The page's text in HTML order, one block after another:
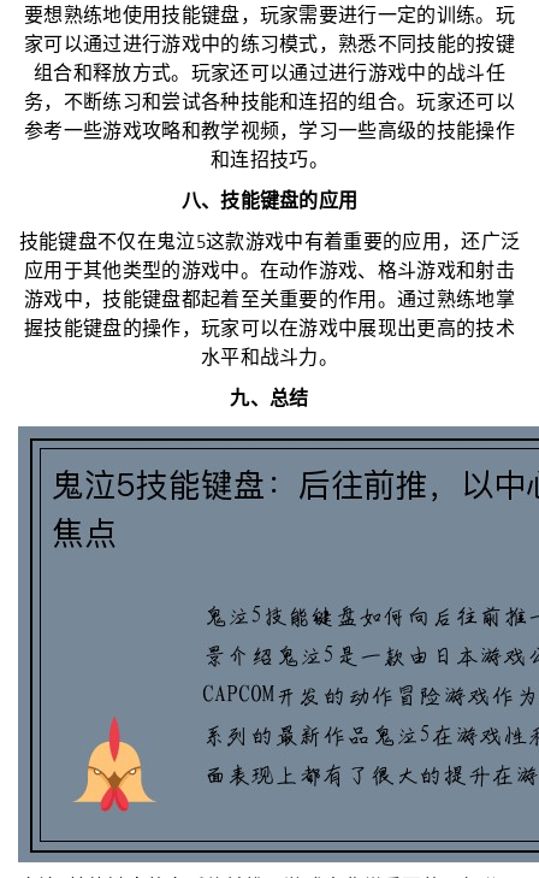
要想熟练地使用技能键盘，玩家需要进行一定的训练。玩
家可以通过进行游戏中的练习模式，熟悉不同技能的按键
组合和释放方式。玩家还可以通过进行游戏中的战斗任
务，不断练习和尝试各种技能和连招的组合。玩家还可以
参考一些游戏攻略和教学视频，学习一些高级的技能操作
和连招技巧。
八、技能键盘的应用
技能键盘不仅在鬼泣5这款游戏中有着重要的应用，还广泛
应用于其他类型的游戏中。在动作游戏、格斗游戏和射击
游戏中，技能键盘都起着至关重要的作用。通过熟练地掌
握技能键盘的操作，玩家可以在游戏中展现出更高的技术
水平和战斗力。
九、总结